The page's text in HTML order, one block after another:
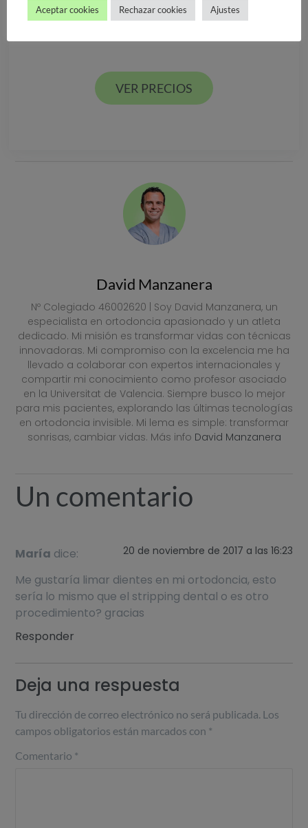
Descarga nuestra
VER PRECIOS
David Manzanera
Nº Colegiado 46002620 | Soy David Manzanera, un
especialista en ortodoncia apasionado y un atleta
dedicado. Mi misión es transformar vidas con técnicas
innovadoras. Mi compromiso con la excelencia me ha
llevado a colaborar con expertos internacionales y
compartir mi conocimiento como profesor asociado
en la Universitat de Valencia. Siempre busco lo mejor
para mis pacientes, explorando las últimas tecnologías
en ortodoncia invisible. Mi lema es simple: transformar
sonrisas, cambiar vidas. Más info David Manzanera
Un comentario
María dice: 20 de noviembre de 2017 a las 16:23
Me gustaría limar dientes en mi ortodoncia, esto
sería lo mismo que el stripping dental o es otro
procedimiento? gracias
Responder
Deja una respuesta
Tu dirección de correo electrónico no será publicada. Los
campos obligatorios están marcados con *
Comentario *
Aceptar cookies Rechazar cookies Ajustes